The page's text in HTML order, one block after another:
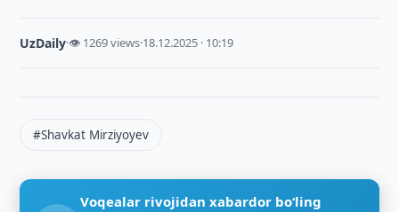
UzDaily·👁 1269 views·18.12.2025 · 10:19
#Shavkat Mirziyoyev
Voqealar rivojidan xabardor bo‘ling